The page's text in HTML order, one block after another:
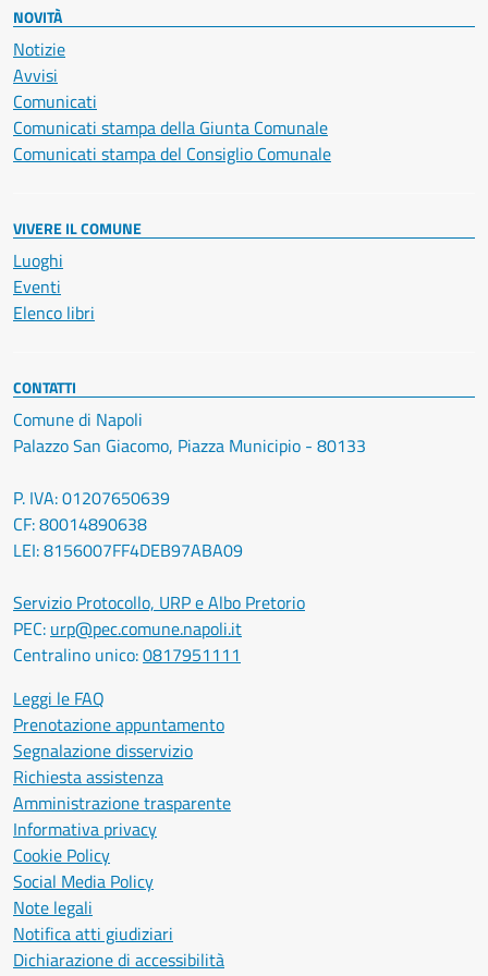
NOVITÀ
Notizie
Avvisi
Comunicati
Comunicati stampa della Giunta Comunale
Comunicati stampa del Consiglio Comunale
VIVERE IL COMUNE
Luoghi
Eventi
Elenco libri
CONTATTI
Comune di Napoli
Palazzo San Giacomo, Piazza Municipio - 80133
P. IVA: 01207650639
CF: 80014890638
LEI: 8156007FF4DEB97ABA09
Servizio Protocollo, URP e Albo Pretorio
PEC: urp@pec.comune.napoli.it
Centralino unico:0817951111
Leggi le FAQ
Prenotazione appuntamento
Segnalazione disservizio
Richiesta assistenza
Amministrazione trasparente
Informativa privacy
Cookie Policy
Social Media Policy
Note legali
Notifica atti giudiziari
Dichiarazione di accessibilità